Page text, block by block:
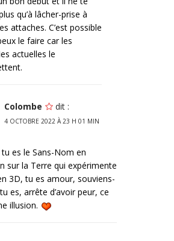
qu’à lâcher-prise à
attaches. C’est possible
le faire car les
actuelles le
Colombe dit :
4 OCTOBRE 2022 À 23 H 01 MIN
es le Sans-Nom en
sur la Terre qui expérimente
3D, tu es amour, souviens-
es, arrête d’avoir peur, ce
illusion.